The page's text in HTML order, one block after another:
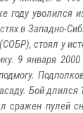
году
в Западно-
стоял у
9 января 2000
Бой длился
сражен пулей